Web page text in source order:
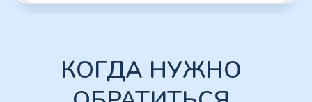
Животное дышит с трудом, занимает
вынужденные позы для облегчения дыхания
Ранний сигнал